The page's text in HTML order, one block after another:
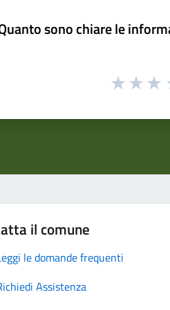
sono chiare le
il comune
le domande frequenti
Assistenza